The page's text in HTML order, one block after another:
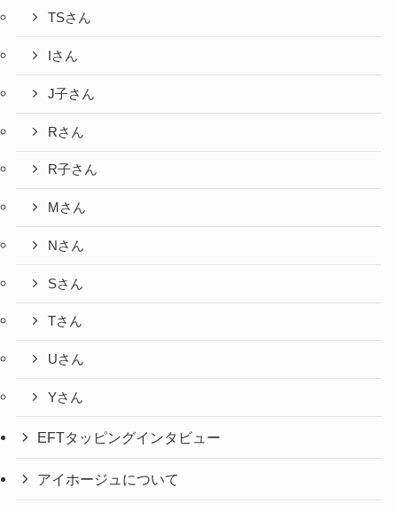
TSさん
Iさん
J子さん
Rさん
R子さん
Mさん
Nさん
Sさん
Tさん
Uさん
Yさん
EFTタッピングインタビュー
アイホージュについて